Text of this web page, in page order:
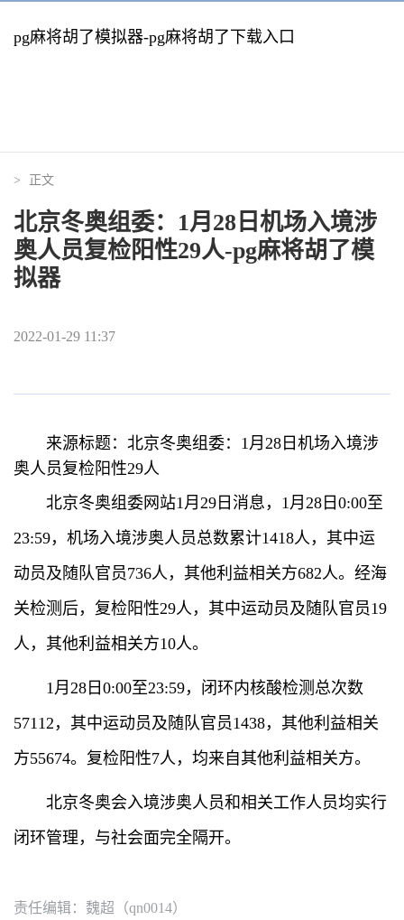
pg麻将胡了模拟器-pg麻将胡了下载入口
> 正文
北京冬奥组委：1月28日机场入境涉
奥人员复检阳性29人-pg麻将胡了模
拟器
2022-01-29 11:37
来源标题：北京冬奥组委：1月28日机场入境涉
奥人员复检阳性29人
北京冬奥组委网站1月29日消息，1月28日0:00至
23:59，机场入境涉奥人员总数累计1418人，其中运
动员及随队官员736人，其他利益相关方682人。经海
关检测后，复检阳性29人，其中运动员及随队官员19
人，其他利益相关方10人。
1月28日0:00至23:59，闭环内核酸检测总次数
57112，其中运动员及随队官员1438，其他利益相关
方55674。复检阳性7人，均来自其他利益相关方。
北京冬奥会入境涉奥人员和相关工作人员均实行
闭环管理，与社会面完全隔开。
责任编辑：魏超（qn0014）